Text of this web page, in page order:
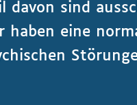
davon sind
eine